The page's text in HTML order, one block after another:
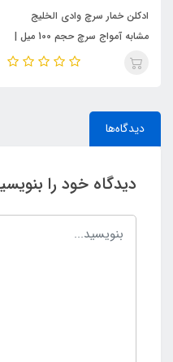
ادکلن خمار سرچ وادی الخلیج
مشابه آمواج سرچ حجم 100 میل |
KHUMAR Search Eau de
دیدگاه‌ها
دیدگاه خود را